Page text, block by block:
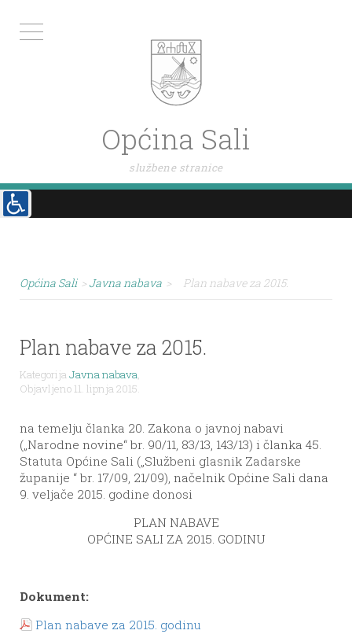
Općina Sali
službene stranice
Općina Sali > Javna nabava > Plan nabave za 2015.
Plan nabave za 2015.
KategorijaJavna nabava,
Objavljeno 11. lipnja 2015.
na temelju članka 20. Zakona o javnoj nabavi
(„Narodne novine“ br. 90/11, 83/13, 143/13) i članka 45.
Statuta Općine Sali („Službeni glasnik Zadarske
županije “ br. 17/09, 21/09), načelnik Općine Sali dana
9. veljače 2015. godine donosi
PLAN NABAVE
OPĆINE SALI ZA 2015. GODINU
Dokument:
Plan nabave za 2015. godinu